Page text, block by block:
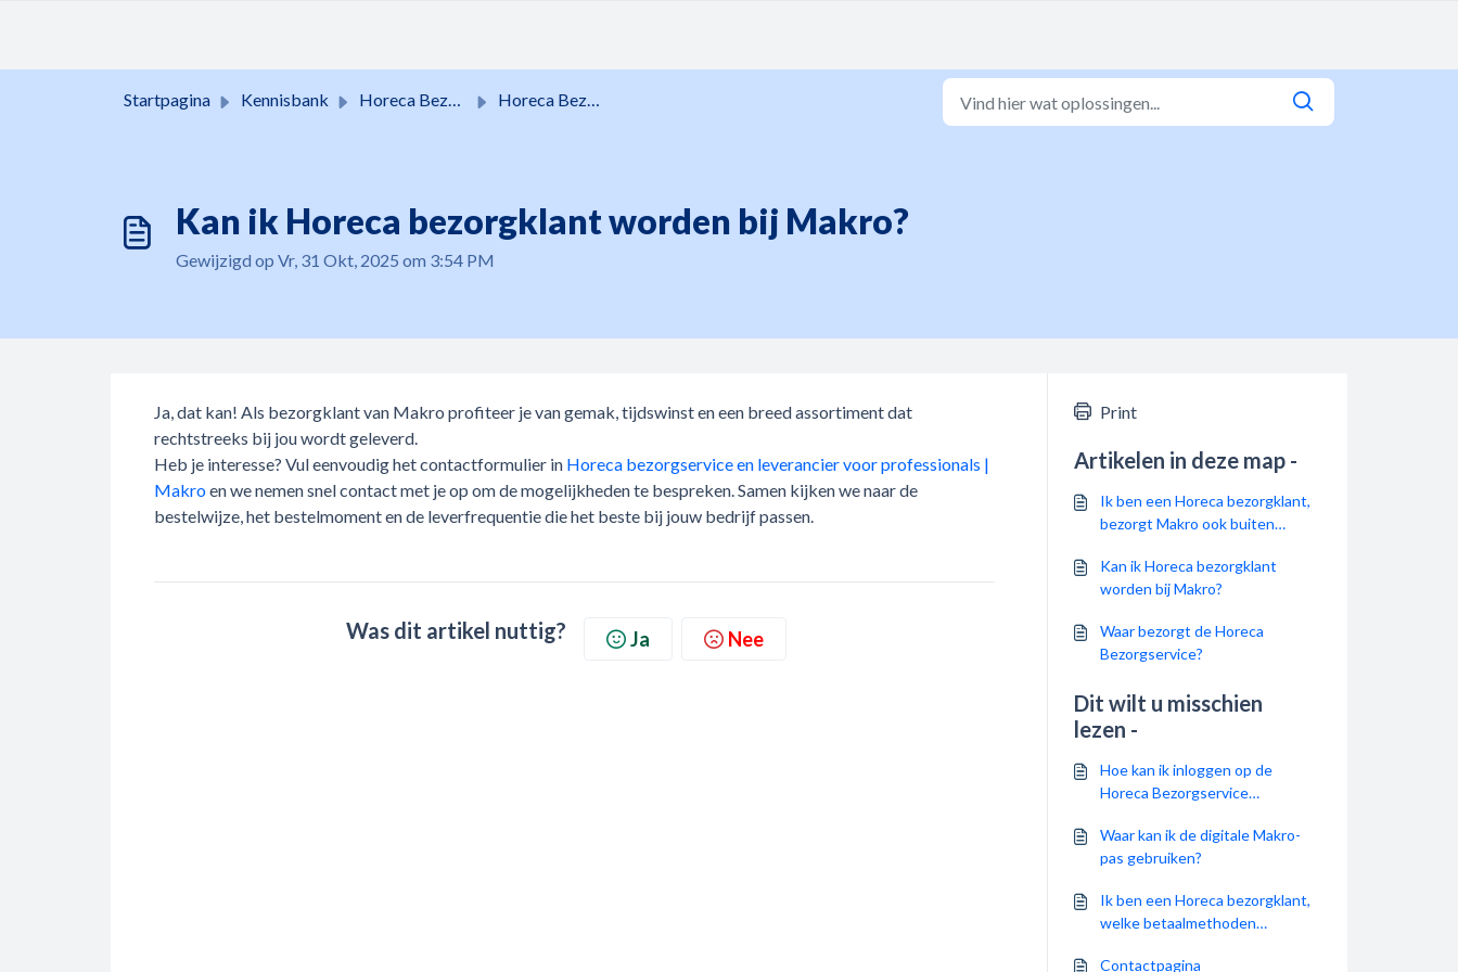
Startpagina Kennisbank Horeca Bezorgservice Horeca Bezorgservice
Kan ik Horeca bezorgklant worden bij Makro?
Gewijzigd op Vr, 31 Okt, 2025 om 3:54 PM
Ja, dat kan! Als bezorgklant van Makro profiteer je van gemak, tijdswinst en een breed assortiment dat
rechtstreeks bij jou wordt geleverd.
Heb je interesse? Vul eenvoudig het contactformulier in Horeca bezorgservice en leverancier voor professionals |
Makroen we nemen snel contact met je op om de mogelijkheden te bespreken. Samen kijken we naar de
bestelwijze, het bestelmoment en de leverfrequentie die het beste bij jouw bedrijf passen.
Was dit artikel nuttig? Ja Nee
Print
Artikelen in deze map -
Ik ben een Horeca bezorgklant,
bezorgt Makro ook buiten
Kan ik Horeca bezorgklant
worden bij Makro?
Waar bezorgt de Horeca
Bezorgservice?
Dit wilt u misschien
lezen -
Hoe kan ik inloggen op de
Horeca Bezorgservice
Waar kan ik de digitale Makro-
pas gebruiken?
Ik ben een Horeca bezorgklant,
welke betaalmethoden
Contactpagina